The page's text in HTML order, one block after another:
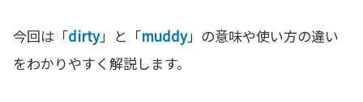
今回は「dirty」と「muddy」の意味や使い方の違い
をわかりやすく解説します。